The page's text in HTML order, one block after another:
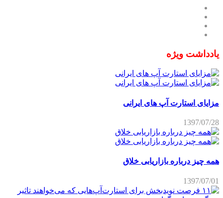
یادداشت ویژه
مزایای استارت آپ های ایرانی
1397/07/28
همه چیز درباره بازاریابی خلاق
1397/07/01